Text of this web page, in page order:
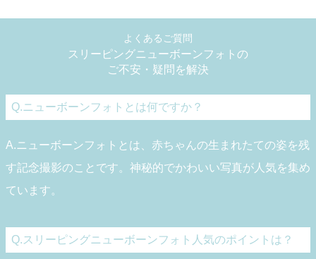
よくあるご質問
スリーピングニューボーンフォトの
ご不安・疑問を解決
Q.ニューボーンフォトとは何ですか？
A.ニューボーンフォトとは、赤ちゃんの生まれたての姿を残
す記念撮影のことです。神秘的でかわいい写真が人気を集め
ています。
Q.スリーピングニューボーンフォト人気のポイントは？